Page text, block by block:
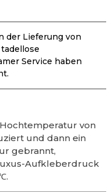
der Lieferung von
Service haben
von
und dann ein
gebrannt,
Aufkleberdruck